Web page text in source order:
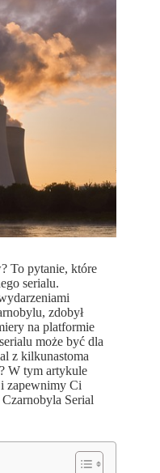
To pytanie, które
serialu.
zdobył
na platformie
może być dla
z kilkunastoma
W tym artykule
zapewnimy Ci
Serial